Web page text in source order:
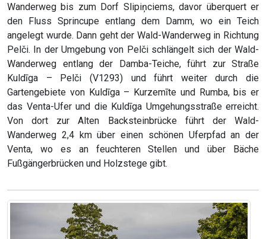
Wanderweg bis zum Dorf Slipiņciems, davor überquert er
den Fluss Sprincupe entlang dem Damm, wo ein Teich
angelegt wurde. Dann geht der Wald-Wanderweg in Richtung
Pelči. In der Umgebung von Pelči schlängelt sich der Wald-
Wanderweg entlang der Damba-Teiche, führt zur Straße
Kuldīga – Pelči (V1293) und führt weiter durch die
Gartengebiete von Kuldīga – Kurzemīte und Rumba, bis er
das Venta-Ufer und die Kuldīga Umgehungsstraße erreicht.
Von dort zur Alten Backsteinbrücke führt der Wald-
Wanderweg 2,4 km über einen schönen Uferpfad an der
Venta, wo es an feuchteren Stellen und über Bäche
Fußgängerbrücken und Holzstege gibt.